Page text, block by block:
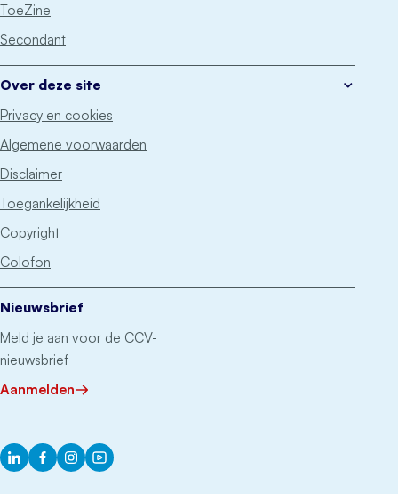
ToeZine
Secondant
Over deze site
Privacy en cookies
Algemene voorwaarden
Disclaimer
Toegankelijkheid
Copyright
Colofon
Nieuwsbrief
Meld je aan voor de CCV-
nieuwsbrief
Aanmelden
LinkedInFacebook
InstagramYouTube